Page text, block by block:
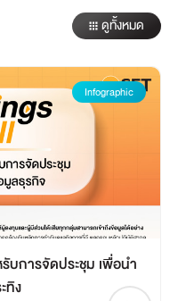
ดูทั้งหมด
Infographic
บการจัดประชุม เพื่อนำ
ทิง